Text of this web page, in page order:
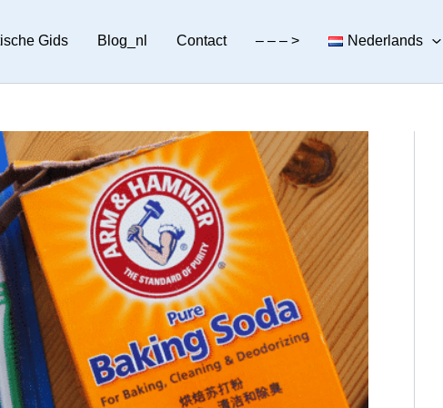
Gids Blog_nl Contact – – – > Nederlands